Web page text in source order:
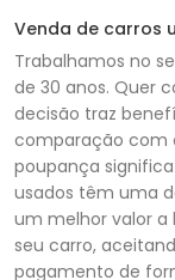
Venda de carros
Trabalhamos no
de 30 anos. Quer
decisão traz
comparação com
poupança
usados ​​têm uma
um melhor valor a
seu carro,
pagamento de